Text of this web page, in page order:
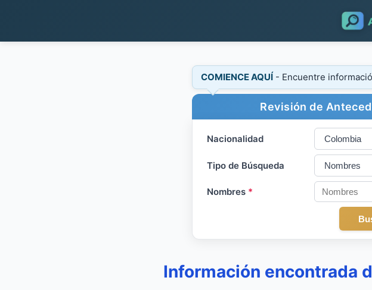
COMIENCE AQUÍ - Encuentre
Revisión de
Nacionalidad
Tipo de Búsqueda
Nombres *
Información encontrada